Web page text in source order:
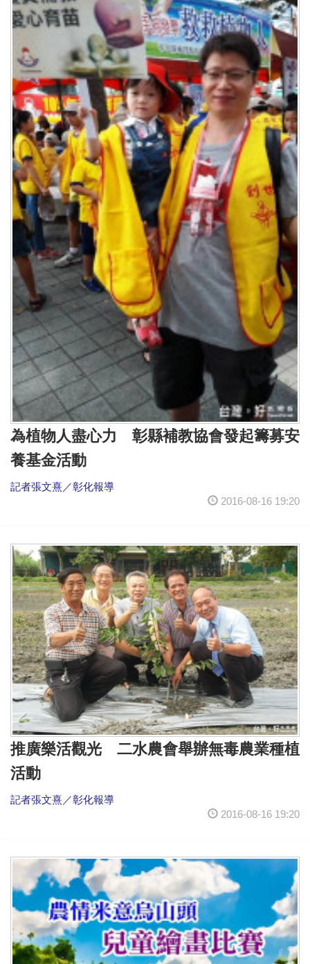
為植物人盡心力 彰縣補教協會發起籌募安
養基金活動
記者張文熹／彰化報導
2016-08-16 19:20
推廣樂活觀光 二水農會舉辦無毒農業種植
活動
記者張文熹／彰化報導
2016-08-16 19:20